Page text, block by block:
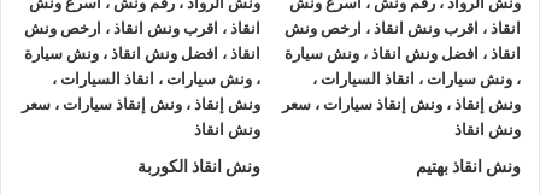
ونش انقاذ بهتيم ونش انقاذ الكوربة